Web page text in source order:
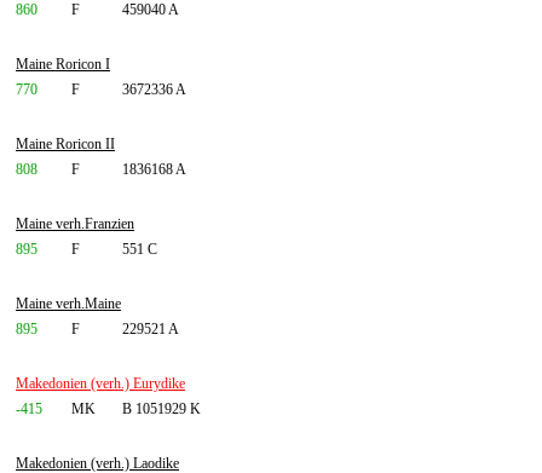
860
F 459040 A
Maine Roricon I
770
F 3672336 A
Maine Roricon II
808
F 1836168 A
Maine verh.Franzien
895
F 551 C
Maine verh.Maine
895
F 229521 A
Makedonien (verh.) Eurydike
-415
MK B 1051929 K
Makedonien (verh.) Laodike